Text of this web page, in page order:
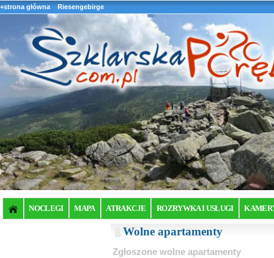
+strona główna Riesengebirge
NOCLEGI MAPA ATRAKCJE ROZRYWKA I USŁUGI
Wolne apartamenty
Zgłoszone wolne apartamenty